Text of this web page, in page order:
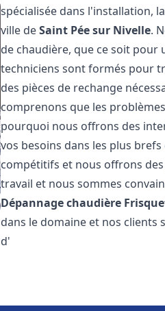
spécialisée dans l'installation,
ville deSaint Pée sur Nivelle.
de chaudière, que ce soit pour
techniciens sont formés pour
des pièces de rechange
comprenons que les
pourquoi nous offrons des
vos besoins dans les plus
compétitifs et nous offrons
travail et nous sommes
Dépannage chaudière
dans le domaine et nos clients
d'